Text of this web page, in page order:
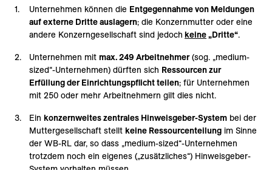
Unternehmen können die Entgegennahme von Meldungen
auf externe Dritte auslagern; die Konzernmutter oder eine
andere Konzerngesellschaft sind jedoch keine„Dritte“.
Unternehmen mit max. 249 Arbeitnehmer(sog. „medium-
sized“-Unternehmen) dürften sich Ressourcen zur
Erfüllung der Einrichtungspflicht teilen; für Unternehmen
mit 250 oder mehr Arbeitnehmern gilt dies nicht.
Ein konzernweites zentrales Hinweisgeber-System bei der
Muttergesellschaft stellt keine Ressourcenteilung im Sinne
der WB-RL dar, so dass „medium-sized“-Unternehmen
trotzdem noch ein eigenes („zusätzliches“) Hinweisgeber-